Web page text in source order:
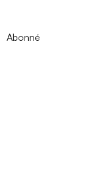
Abonné